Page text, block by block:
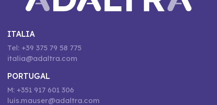
ITALIA
Tel: +39 375 79 58 775
italia@adaltra.com
PORTUGAL
M: +351 917 601 306
luis.mauser@adaltra.com